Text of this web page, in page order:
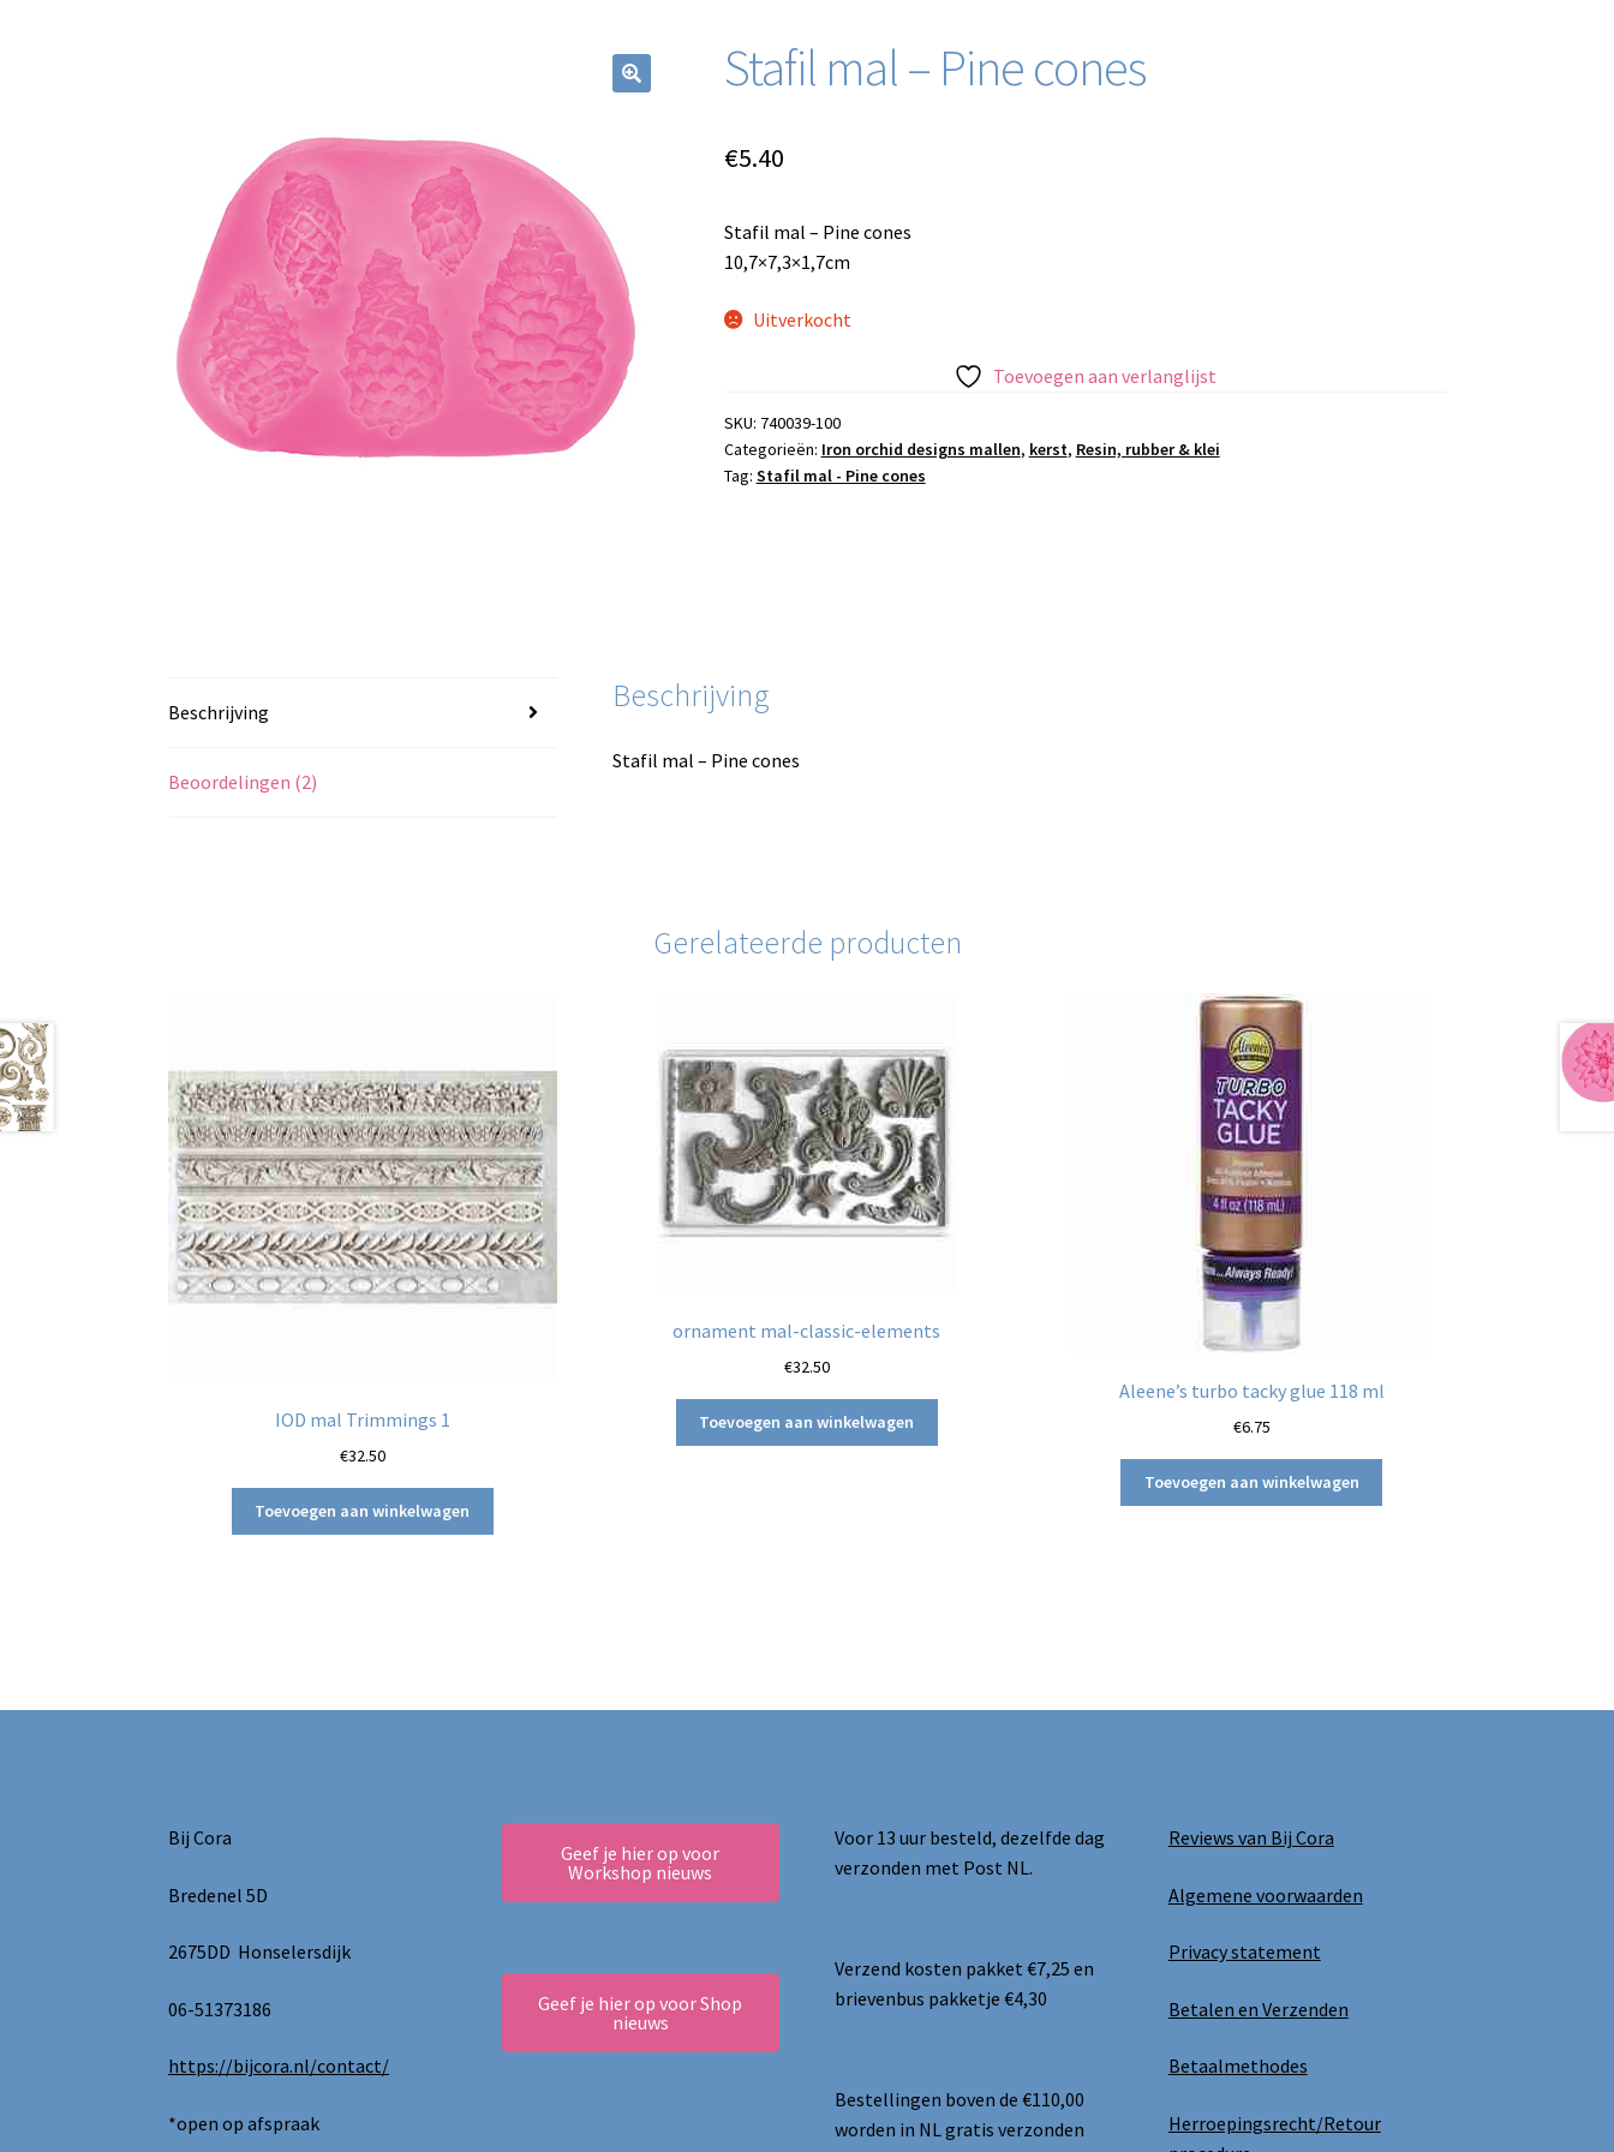
Stafil mal – Pine cones
€5.40
Stafil mal – Pine cones
10,7×7,3×1,7cm
Uitverkocht
Toevoegen aan verlanglijst
SKU: 740039-100
Categorieën: Iron orchid designs mallen, kerst, Resin, rubber & klei
Tag: Stafil mal - Pine cones
Beschrijving
Beoordelingen (2)
Beschrijving
Stafil mal – Pine cones
Gerelateerde producten
IOD mal Trimmings 1
€32.50
Toevoegen aan winkelwagen
ornament mal-classic-elements
€32.50
Toevoegen aan winkelwagen
Aleene’s turbo tacky glue 118 ml
€6.75
Toevoegen aan winkelwagen
Bij Cora
Bredenel 5D
2675DD Honselersdijk
06-51373186
https://bijcora.nl/contact/
*open op afspraak
Geef je hier op voor
Workshop nieuws
Geef je hier op voor Shop
nieuws
Voor 13 uur besteld, dezelfde dag
verzonden met Post NL.
Verzend kosten pakket €7,25 en
brievenbus pakketje €4,30
Bestellingen boven de €110,00
worden in NL gratis verzonden
Reviews van Bij Cora
Algemene voorwaarden
Privacy statement
Betalen en Verzenden
Betaalmethodes
Herroepingsrecht/Retour